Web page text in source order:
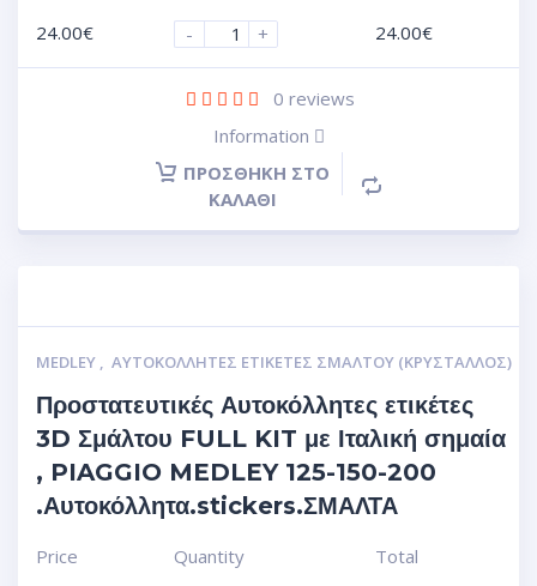
24.00€
-
+
24.00€
0 reviews
Information
ΠΡΟΣΘΉΚΗ ΣΤΟ
ΚΑΛΆΘΙ
MEDLEY , ΑΥΤΟΚΌΛΛΗΤΕΣ ΕΤΙΚΈΤΕΣ ΣΜΆΛΤΟΥ (ΚΡΥΣΤΑΛΛΟΣ)
Προστατευτικές Αυτοκόλλητες ετικέτες
3D Σμάλτου FULL KIT με Ιταλική σημαία
, PIAGGIO MEDLEY 125-150-200
.Αυτοκόλλητα.stickers.ΣΜΑΛΤΑ
Price
Quantity
Total